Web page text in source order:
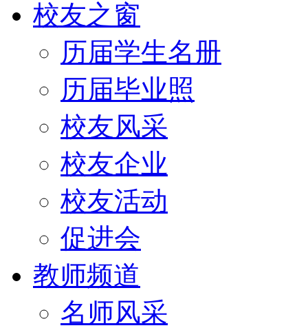
校友之窗
历届学生名册
历届毕业照
校友风采
校友企业
校友活动
促进会
教师频道
名师风采